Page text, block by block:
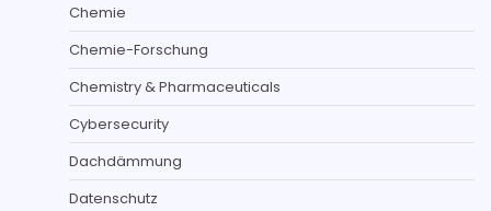
Chemie
Chemie-Forschung
Chemistry & Pharmaceuticals
Cybersecurity
Dachdämmung
Datenschutz